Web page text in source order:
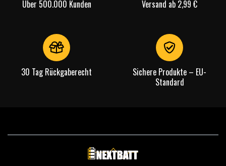
Über 500.000 Kunden Versand ab 2,99 €
30 Tag Rückgaberecht
Sichere Produkte – EU-
Standard